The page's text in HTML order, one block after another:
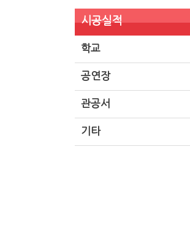
시공실적
학교
공연장
관공서
기타